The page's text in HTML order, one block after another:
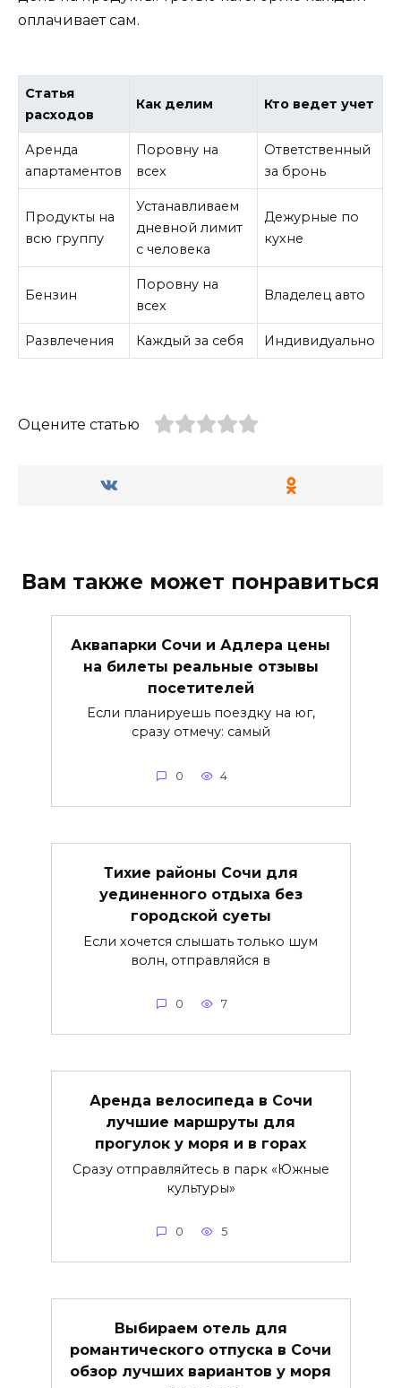
оплачивает сам.
Статья
расходов
Как делим Кто ведет учет
Аренда
апартаментов
Поровну на
всех
Ответственный
за бронь
Продукты на
всю группу
Устанавливаем
дневной лимит
с человека
Дежурные по
кухне
Бензин
Поровну на
всех
Владелец авто
Развлечения Каждый за себя Индивидуально
Оцените статью
Вам также может понравиться
Аквапарки Сочи и Адлера цены
на билеты реальные отзывы
посетителей
Если планируешь поездку на юг,
сразу отмечу: самый
0 4
Тихие районы Сочи для
уединенного отдыха без
городской суеты
Если хочется слышать только шум
волн, отправляйся в
0 7
Аренда велосипеда в Сочи
лучшие маршруты для
прогулок у моря и в горах
Сразу отправляйтесь в парк «Южные
культуры»
0 5
Выбираем отель для
романтического отпуска в Сочи
обзор лучших вариантов у моря